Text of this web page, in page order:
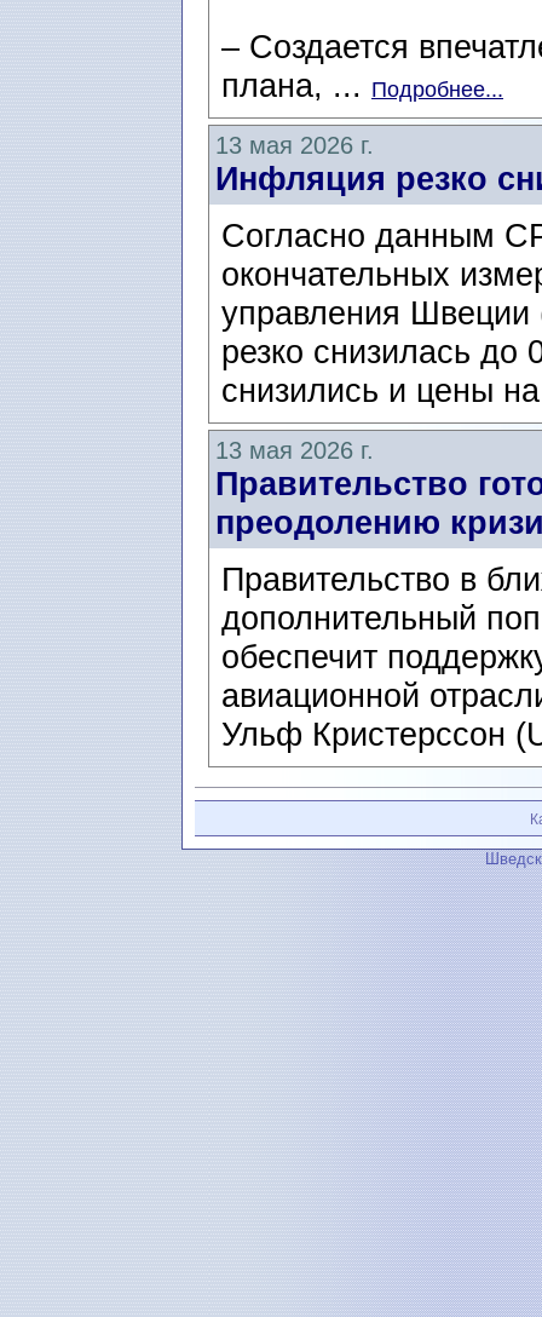
– Создается
плана, ... Подробнее...
13 мая 2026 г.
Инфляция резко
Согласно данным
окончательных
управления
резко снизилась
снизились и цены
13 мая 2026 г.
Правительство
преодолению
Правительство в
дополнительный
обеспечит
авиационной
Ульф Кристерссон